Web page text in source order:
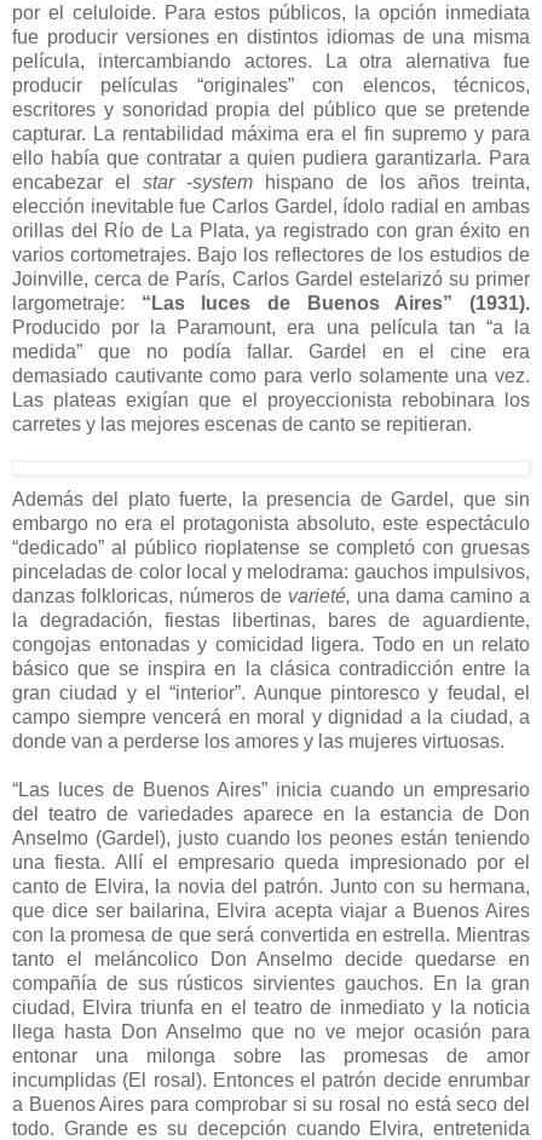
por el celuloide. Para estos públicos, la opción inmediata
fue producir versiones en distintos idiomas de una misma
película, intercambiando actores. La otra alernativa fue
producir películas “originales” con elencos, técnicos,
escritores y sonoridad propia del público que se pretende
capturar. La rentabilidad máxima era el fin supremo y para
ello había que contratar a quien pudiera garantizarla. Para
encabezar el star -system hispano de los años treinta,
elección inevitable fue Carlos Gardel, ídolo radial en ambas
orillas del Río de La Plata, ya registrado con gran éxito en
varios cortometrajes. Bajo los reflectores de los estudios de
Joinville, cerca de París, Carlos Gardel estelarizó su primer
largometraje: “Las luces de Buenos Aires” (1931).
Producido por la Paramount, era una película tan “a la
medida” que no podía fallar. Gardel en el cine era
demasiado cautivante como para verlo solamente una vez.
Las plateas exigían que el proyeccionista rebobinara los
carretes y las mejores escenas de canto se repitieran.
Además del plato fuerte, la presencia de Gardel, que sin
embargo no era el protagonista absoluto, este espectáculo
“dedicado” al público rioplatense se completó con gruesas
pinceladas de color local y melodrama: gauchos impulsivos,
danzas folkloricas, números de varieté, una dama camino a
la degradación, fiestas libertinas, bares de aguardiente,
congojas entonadas y comicidad ligera. Todo en un relato
básico que se inspira en la clásica contradicción entre la
gran ciudad y el “interior”. Aunque pintoresco y feudal, el
campo siempre vencerá en moral y dignidad a la ciudad, a
donde van a perderse los amores y las mujeres virtuosas.
“Las luces de Buenos Aires” inicia cuando un empresario
del teatro de variedades aparece en la estancia de Don
Anselmo (Gardel), justo cuando los peones están teniendo
una fiesta. Allí el empresario queda impresionado por el
canto de Elvira, la novia del patrón. Junto con su hermana,
que dice ser bailarina, Elvira acepta viajar a Buenos Aires
con la promesa de que será convertida en estrella. Mientras
tanto el meláncolico Don Anselmo decide quedarse en
compañía de sus rústicos sirvientes gauchos. En la gran
ciudad, Elvira triunfa en el teatro de inmediato y la noticia
llega hasta Don Anselmo que no ve mejor ocasión para
entonar una milonga sobre las promesas de amor
incumplidas (El rosal). Entonces el patrón decide enrumbar
a Buenos Aires para comprobar si su rosal no está seco del
todo. Grande es su decepción cuando Elvira, entretenida